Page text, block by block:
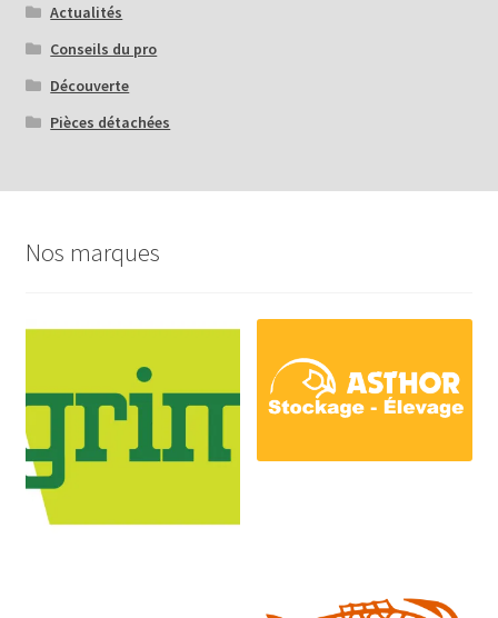
Actualités
Conseils du pro
Découverte
Pièces détachées
Nos marques